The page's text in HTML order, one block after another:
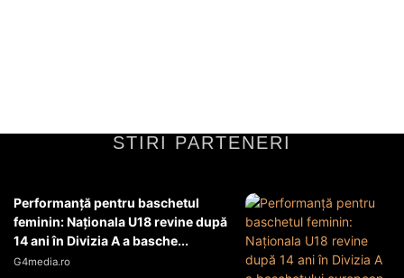
STIRI PARTENERI
Performanță pentru baschetul
feminin: Naționala U18 revine după
14 ani în Divizia A a basche...
G4media.ro